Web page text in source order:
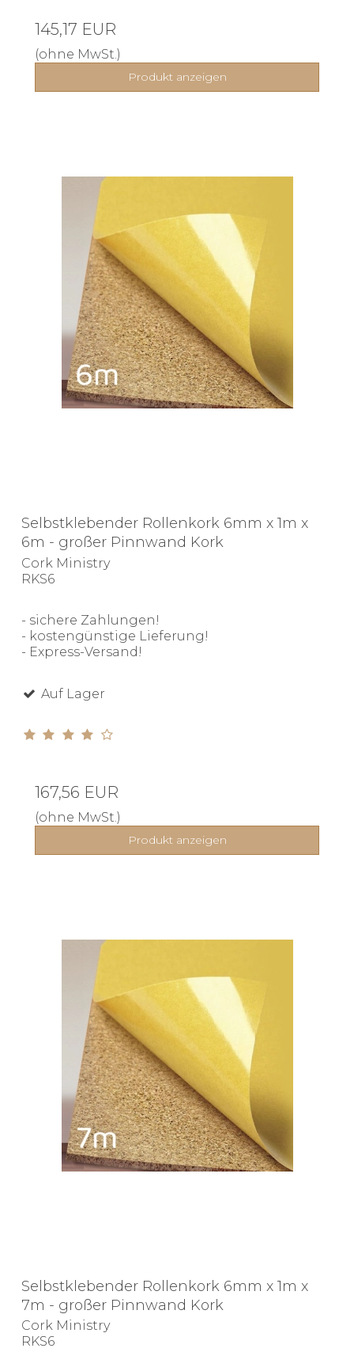
145,17 EUR
(ohne MwSt.)
Produkt anzeigen
Selbstklebender Rollenkork 6mm x 1m x
6m - großer Pinnwand Kork
Cork Ministry
RKS6
- sichere Zahlungen!
- kostengünstige Lieferung!
- Express-Versand!
Auf Lager
167,56 EUR
(ohne MwSt.)
Produkt anzeigen
Selbstklebender Rollenkork 6mm x 1m x
7m - großer Pinnwand Kork
Cork Ministry
RKS6